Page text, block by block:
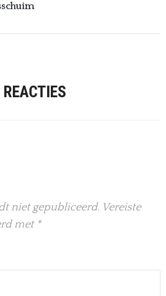
niet gepubliceerd. Vereiste
met *